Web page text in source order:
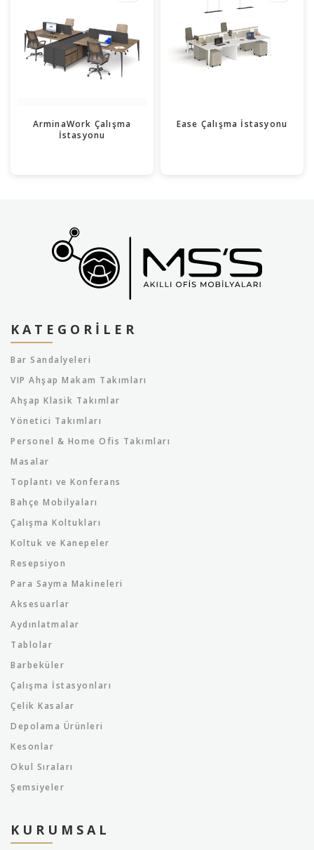
ArminaWork Çalışma
İstasyonu
Ease Çalışma İstasyonu
KATEGORILER
Bar Sandalyeleri
VIP Ahşap Makam Takımları
Ahşap Klasik Takımlar
Yönetici Takımları
Personel & Home Ofis Takımları
Masalar
Toplantı ve Konferans
Bahçe Mobilyaları
Çalışma Koltukları
Koltuk ve Kanepeler
Resepsiyon
Para Sayma Makineleri
Aksesuarlar
Aydınlatmalar
Tablolar
Barbeküler
Çalışma İstasyonları
Çelik Kasalar
Depolama Ürünleri
Kesonlar
Okul Sıraları
Şemsiyeler
KURUMSAL